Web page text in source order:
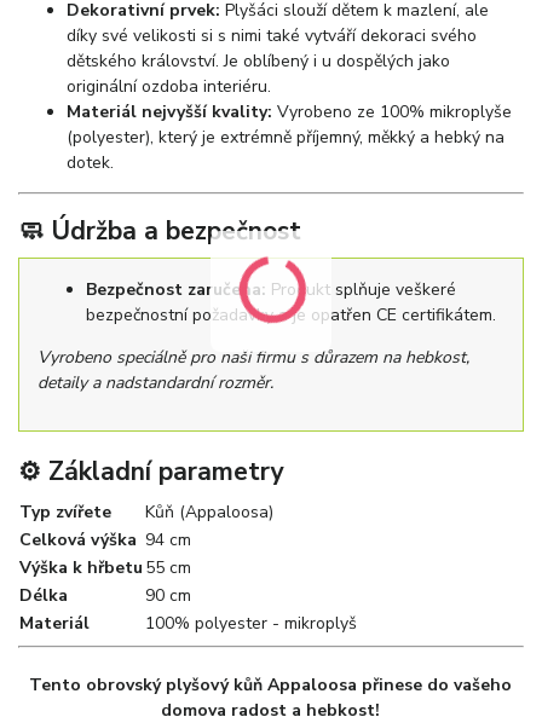
Dekorativní prvek: Plyšáci slouží dětem k mazlení, ale
díky své velikosti si s nimi také vytváří dekoraci svého
dětského království. Je oblíbený i u dospělých jako
originální ozdoba interiéru.
Materiál nejvyšší kvality: Vyrobeno ze 100% mikroplyše
(polyester), který je extrémně příjemný, měkký a hebký na
dotek.
🧼 Údržba a bezpečnost
Bezpečnost zaručena: Produkt splňuje veškeré
bezpečnostní požadavky a je opatřen CE certifikátem.
Vyrobeno speciálně pro naši firmu s důrazem na hebkost,
detaily a nadstandardní rozměr.
⚙️ Základní parametry
Typ zvířete
Kůň (Appaloosa)
Celková výška 94 cm
Výška k hřbetu 55 cm
Délka
90 cm
Materiál
100% polyester - mikroplyš
Tento obrovský plyšový kůň Appaloosa přinese do vašeho
domova radost a hebkost!